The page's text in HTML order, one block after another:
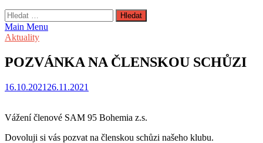
Vyhledávání
Main Menu
Aktuality
POZVÁNKA NA ČLENSKOU SCHŮZI
16.10.2021 26.11.2021
Vážení členové SAM 95 Bohemia z.s.
Dovoluji si vás pozvat na členskou schůzi našeho klubu.